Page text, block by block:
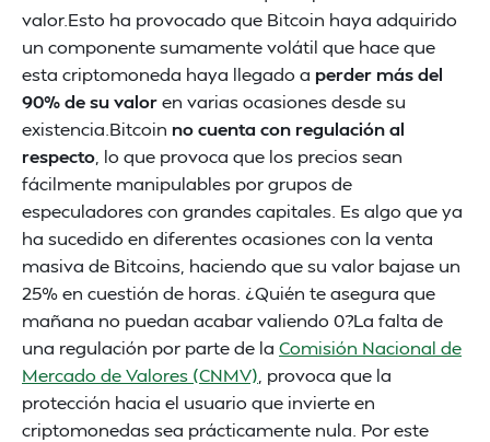
valor.Esto ha provocado que Bitcoin haya adquirido
un componente sumamente volátil que hace que
esta criptomoneda haya llegado a perder más del
90% de su valoren varias ocasiones desde su
existencia.Bitcoin no cuenta con regulación al
respecto , lo que provoca que los precios sean
fácilmente manipulables por grupos de
especuladores con grandes capitales. Es algo que ya
ha sucedido en diferentes ocasiones con la venta
masiva de Bitcoins, haciendo que su valor bajase un
25% en cuestión de horas. ¿Quién te asegura que
mañana no puedan acabar valiendo 0?La falta de
una regulación por parte de la Comisión Nacional de
Mercado de Valores (CNMV) , provoca que la
protección hacia el usuario que invierte en
criptomonedas sea prácticamente nula. Por este